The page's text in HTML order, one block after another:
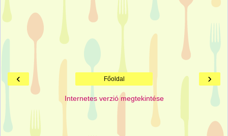
‹ ›
Főoldal
Internetes verzió megtekintése